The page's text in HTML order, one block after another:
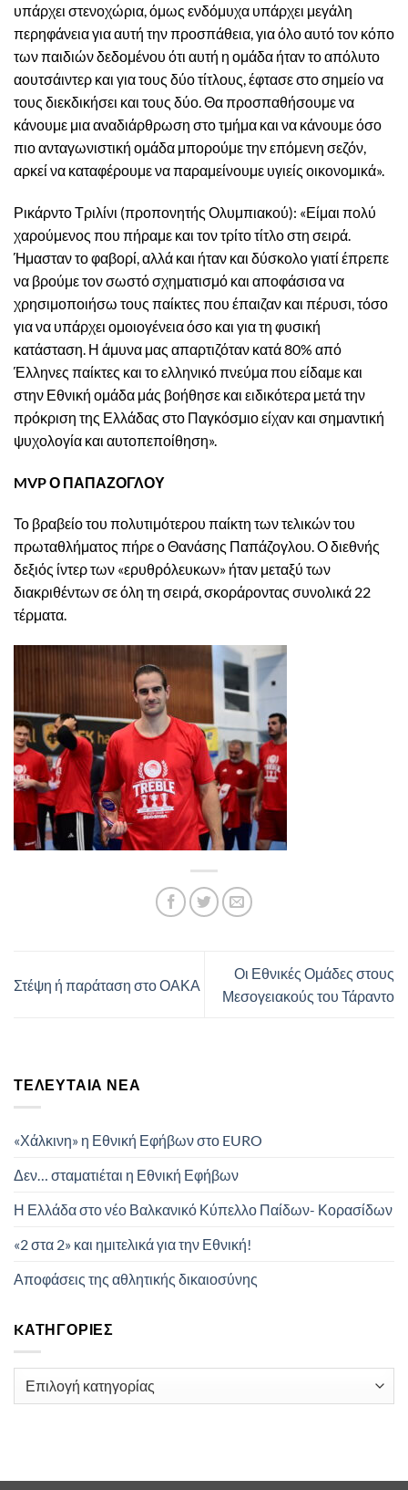
υπάρχει στενοχώρια, όμως ενδόμυχα υπάρχει μεγάλη
περηφάνεια για αυτή την προσπάθεια, για όλο αυτό τον κόπο
των παιδιών δεδομένου ότι αυτή η ομάδα ήταν το απόλυτο
αουτσάιντερ και για τους δύο τίτλους, έφτασε στο σημείο να
τους διεκδικήσει και τους δύο. Θα προσπαθήσουμε να
κάνουμε μια αναδιάρθρωση στο τμήμα και να κάνουμε όσο
πιο ανταγωνιστική ομάδα μπορούμε την επόμενη σεζόν,
αρκεί να καταφέρουμε να παραμείνουμε υγιείς οικονομικά».
Ρικάρντο Τριλίνι (προπονητής Ολυμπιακού): «Είμαι πολύ
χαρούμενος που πήραμε και τον τρίτο τίτλο στη σειρά.
Ήμασταν το φαβορί, αλλά και ήταν και δύσκολο γιατί έπρεπε
να βρούμε τον σωστό σχηματισμό και αποφάσισα να
χρησιμοποιήσω τους παίκτες που έπαιζαν και πέρυσι, τόσο
για να υπάρχει ομοιογένεια όσο και για τη φυσική
κατάσταση. Η άμυνα μας απαρτιζόταν κατά 80% από
Έλληνες παίκτες και το ελληνικό πνεύμα που είδαμε και
στην Εθνική ομάδα μάς βοήθησε και ειδικότερα μετά την
πρόκριση της Ελλάδας στο Παγκόσμιο είχαν και σημαντική
ψυχολογία και αυτοπεποίθηση».
MVP Ο ΠΑΠΑΖΟΓΛΟΥ
Το βραβείο του πολυτιμότερου παίκτη των τελικών του
πρωταθλήματος πήρε ο Θανάσης Παπάζογλου. Ο διεθνής
δεξιός ίντερ των «ερυθρόλευκων» ήταν μεταξύ των
διακριθέντων σε όλη τη σειρά, σκοράροντας συνολικά 22
τέρματα.
Στέψη ή παράταση στο ΟΑΚΑ
Οι Εθνικές Ομάδες στους
Μεσογειακούς του Τάραντο
ΤΕΛΕΥΤΑΊΑ ΝΈΑ
«Χάλκινη» η Εθνική Εφήβων στο EURO
Δεν… σταματιέται η Εθνική Εφήβων
Η Ελλάδα στο νέο Βαλκανικό Κύπελλο Παίδων- Κορασίδων
«2 στα 2» και ημιτελικά για την Εθνική!
Αποφάσεις της αθλητικής δικαιοσύνης
KΑΤΗΓΟΡΊΕΣ
Kατηγορίες